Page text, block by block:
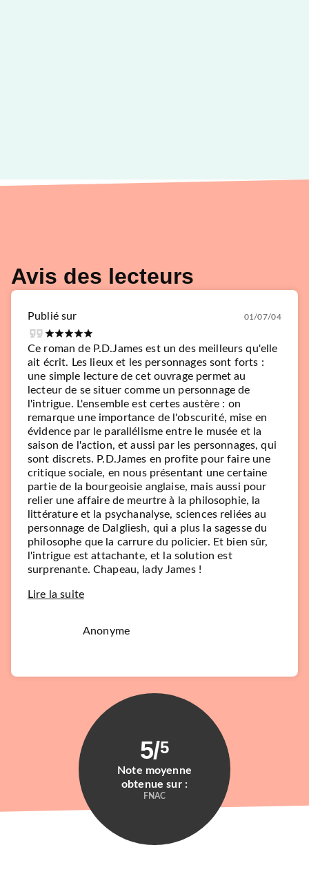
Avis des lecteurs
Publié sur 01/07/04
Ce roman de P.D.James est un des meilleurs qu'elle
ait écrit. Les lieux et les personnages sont forts :
une simple lecture de cet ouvrage permet au
lecteur de se situer comme un personnage de
l'intrigue. L'ensemble est certes austère : on
remarque une importance de l'obscurité, mise en
évidence par le parallélisme entre le musée et la
saison de l'action, et aussi par les personnages, qui
sont discrets. P.D.James en profite pour faire une
critique sociale, en nous présentant une certaine
partie de la bourgeoisie anglaise, mais aussi pour
relier une affaire de meurtre à la philosophie, la
littérature et la psychanalyse, sciences reliées au
personnage de Dalgliesh, qui a plus la sagesse du
philosophe que la carrure du policier. Et bien sûr,
l'intrigue est attachante, et la solution est
surprenante. Chapeau, lady James !
Lire la suite
Anonyme
5/5
Note moyenne
obtenue sur :
FNAC